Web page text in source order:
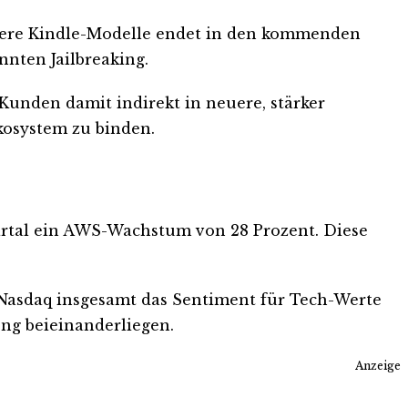
Kindle-Modelle endet in den kommenden
Jailbreaking.
damit indirekt in neuere, stärker
zu binden.
ein AWS-Wachstum von 28 Prozent. Diese
insgesamt das Sentiment für Tech-Werte
beieinanderliegen.
Anzeige